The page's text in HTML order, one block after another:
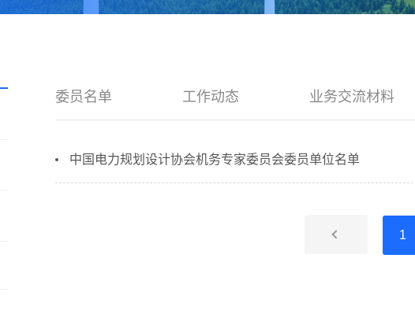
委员名单 工作动态 业务交流材料
中国电力规划设计协会机务专家委员会委员单位名单
1